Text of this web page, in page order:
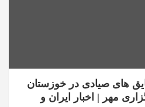
های صیادی در خوزستان
مهر | اخبار ایران و